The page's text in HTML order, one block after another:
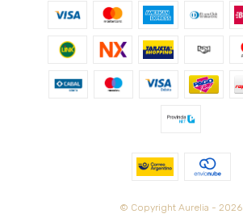
© Copyright Aurelia - 2026